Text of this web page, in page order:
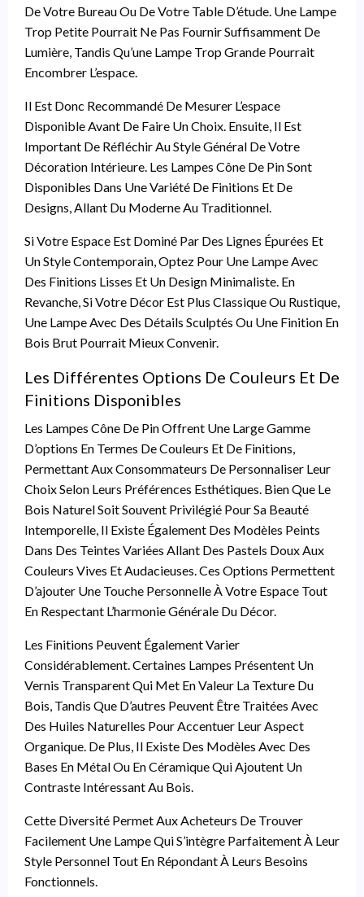
De Votre Bureau Ou De Votre Table D’étude. Une Lampe
Trop Petite Pourrait Ne Pas Fournir Suffisamment De
Lumière, Tandis Qu’une Lampe Trop Grande Pourrait
Encombrer L’espace.
Il Est Donc Recommandé De Mesurer L’espace
Disponible Avant De Faire Un Choix. Ensuite, Il Est
Important De Réfléchir Au Style Général De Votre
Décoration Intérieure. Les Lampes Cône De Pin Sont
Disponibles Dans Une Variété De Finitions Et De
Designs, Allant Du Moderne Au Traditionnel.
Si Votre Espace Est Dominé Par Des Lignes Épurées Et
Un Style Contemporain, Optez Pour Une Lampe Avec
Des Finitions Lisses Et Un Design Minimaliste. En
Revanche, Si Votre Décor Est Plus Classique Ou Rustique,
Une Lampe Avec Des Détails Sculptés Ou Une Finition En
Bois Brut Pourrait Mieux Convenir.
Les Différentes Options De Couleurs Et De
Finitions Disponibles
Les Lampes Cône De Pin Offrent Une Large Gamme
D’options En Termes De Couleurs Et De Finitions,
Permettant Aux Consommateurs De Personnaliser Leur
Choix Selon Leurs Préférences Esthétiques. Bien Que Le
Bois Naturel Soit Souvent Privilégié Pour Sa Beauté
Intemporelle, Il Existe Également Des Modèles Peints
Dans Des Teintes Variées Allant Des Pastels Doux Aux
Couleurs Vives Et Audacieuses. Ces Options Permettent
D’ajouter Une Touche Personnelle À Votre Espace Tout
En Respectant L’harmonie Générale Du Décor.
Les Finitions Peuvent Également Varier
Considérablement. Certaines Lampes Présentent Un
Vernis Transparent Qui Met En Valeur La Texture Du
Bois, Tandis Que D’autres Peuvent Être Traitées Avec
Des Huiles Naturelles Pour Accentuer Leur Aspect
Organique. De Plus, Il Existe Des Modèles Avec Des
Bases En Métal Ou En Céramique Qui Ajoutent Un
Contraste Intéressant Au Bois.
Cette Diversité Permet Aux Acheteurs De Trouver
Facilement Une Lampe Qui S’intègre Parfaitement À Leur
Style Personnel Tout En Répondant À Leurs Besoins
Fonctionnels.